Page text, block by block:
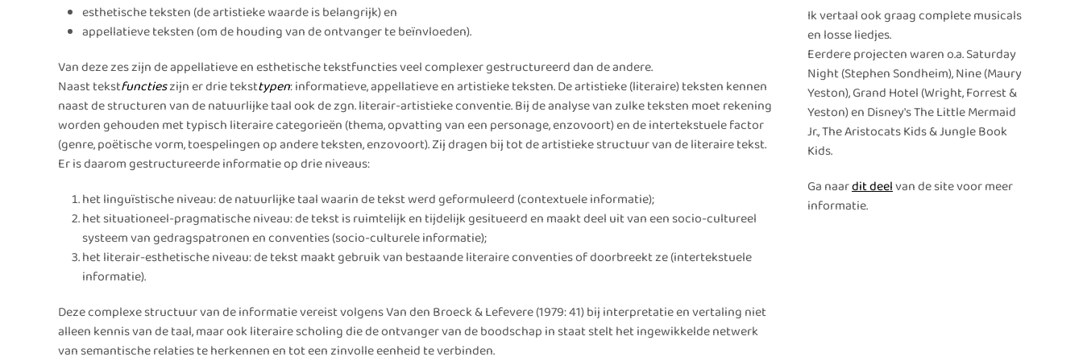
esthetische teksten (de artistieke waarde is belangrijk) en
appellatieve teksten (om de houding van de ontvanger te beïnvloeden).
Van deze zes zijn de appellatieve en esthetische tekstfuncties veel complexer gestructureerd dan de andere.
Naast tekstfunctieszijn er drie teksttypen: informatieve, appellatieve en artistieke teksten. De artistieke (literaire) teksten kennen
naast de structuren van de natuurlijke taal ook de zgn. literair-artistieke conventie. Bij de analyse van zulke teksten moet rekening
worden gehouden met typisch literaire categorieën (thema, opvatting van een personage, enzovoort) en de intertekstuele factor
(genre, poëtische vorm, toespelingen op andere teksten, enzovoort). Zij dragen bij tot de artistieke structuur van de literaire tekst.
Er is daarom gestructureerde informatie op drie niveaus:
het linguïstische niveau: de natuurlijke taal waarin de tekst werd geformuleerd (contextuele informatie);
het situationeel-pragmatische niveau: de tekst is ruimtelijk en tijdelijk gesitueerd en maakt deel uit van een socio-cultureel
systeem van gedragspatronen en conventies (socio-culturele informatie);
het literair-esthetische niveau: de tekst maakt gebruik van bestaande literaire conventies of doorbreekt ze (intertekstuele
informatie).
Deze complexe structuur van de informatie vereist volgens Van den Broeck & Lefevere (1979: 41) bij interpretatie en vertaling niet
alleen kennis van de taal, maar ook literaire scholing die de ontvanger van de boodschap in staat stelt het ingewikkelde netwerk
van semantische relaties te herkennen en tot een zinvolle eenheid te verbinden.
Ik vertaal ook graag complete musicals
en losse liedjes.
Eerdere projecten waren o.a. Saturday
Night (Stephen Sondheim), Nine (Maury
Yeston), Grand Hotel (Wright, Forrest &
Yeston) en Disney's The Little Mermaid
Jr., The Aristocats Kids & Jungle Book
Kids.
Ga naardit deelvan de site voor meer
informatie.